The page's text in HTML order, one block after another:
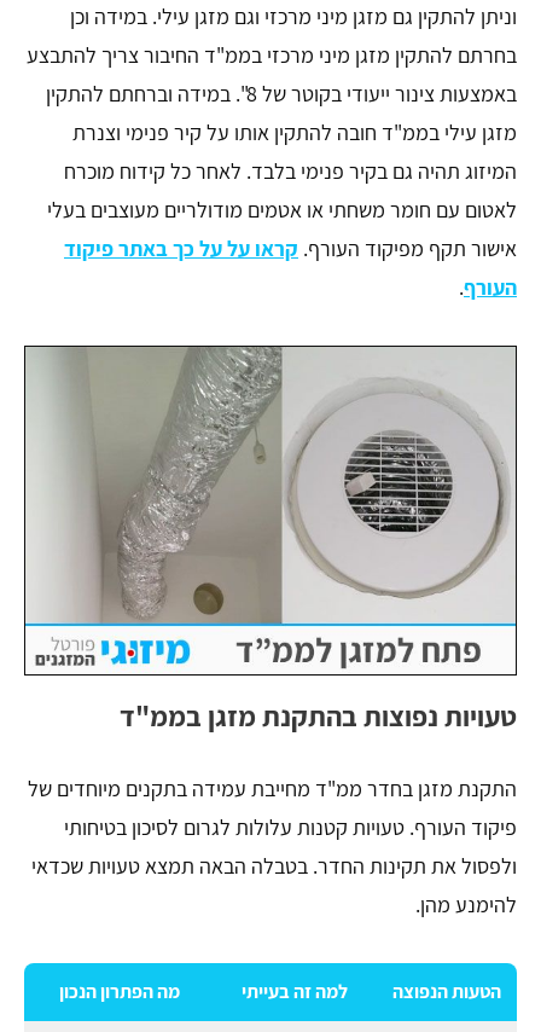
וניתן להתקין גם מזגן מיני מרכזי וגם מזגן עילי. במידה וכן
בחרתם להתקין מזגן מיני מרכזי בממ"ד החיבור צריך להתבצע
באמצעות צינור ייעודי בקוטר של 8". במידה וברחתם להתקין
מזגן עילי בממ"ד חובה להתקין אותו על קיר פנימי וצנרת
המיזוג תהיה גם בקיר פנימי בלבד. לאחר כל קידוח מוכרח
לאטום עם חומר משחתי או אטמים מודולריים מעוצבים בעלי
אישור תקף מפיקוד העורף. קראו על על כך באתר פיקוד
העורף.
טעויות נפוצות בהתקנת מזגן בממ"ד
התקנת מזגן בחדר ממ"ד מחייבת עמידה בתקנים מיוחדים של
פיקוד העורף. טעויות קטנות עלולות לגרום לסיכון בטיחותי
ולפסול את תקינות החדר. בטבלה הבאה תמצא טעויות שכדאי
להימנע מהן.
הטעות הנפוצה למה זה בעייתי מה הפתרון הנכון